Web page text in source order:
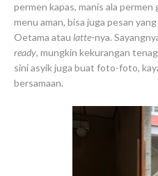
permen kapas, manis ala
menu aman, bisa juga pesan yang
Oetama atau latte-nya.
ready, mungkin kekurangan
sini asyik juga buat foto-foto,
bersamaan.